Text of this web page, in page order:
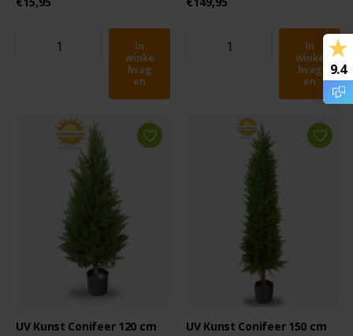
In
winke
lwag
en
In
winke
lwag
en
UV Kunst Conifeer 120 cm UV Kunst Conifeer 150 cm
9.4